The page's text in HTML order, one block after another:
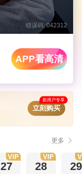
错误码: 042312
APP看高清
新用户专享
立刻购买
更多
27
VIP
28
VIP
29